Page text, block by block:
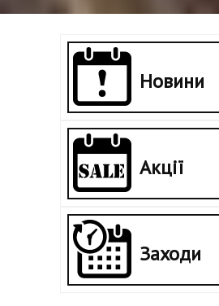
Новини
Акції
Заходи